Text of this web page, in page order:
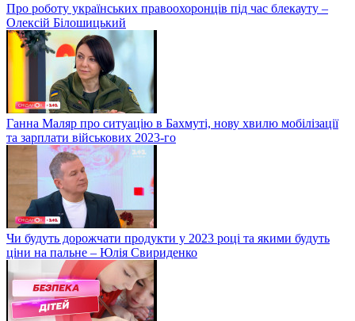
Про роботу українських правоохоронців під час блекауту –
Олексій Білошицький
Ганна Маляр про ситуацію в Бахмуті, нову хвилю мобілізації
та зарплати військових 2023-го
Чи будуть дорожчати продукти у 2023 році та якими будуть
ціни на пальне – Юлія Свириденко